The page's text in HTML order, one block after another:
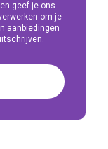
geef je ons
om je
aanbiedingen